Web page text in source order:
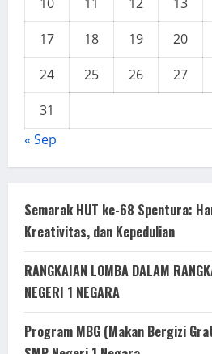
17
18 19 20
24
25 26 27
31
« Sep
Semarak HUT ke-68 Spentura:
Kreativitas, dan Kepedulian
RANGKAIAN LOMBA DALAM
NEGERI 1 NEGARA
Program MBG (Makan Bergizi